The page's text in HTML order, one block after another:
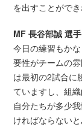
を出すことがで
MF 長谷部誠 選
今日の練習もか
要性がチームの
は最初の2試合に
ていますし、組
自分たちが多少
ければならない